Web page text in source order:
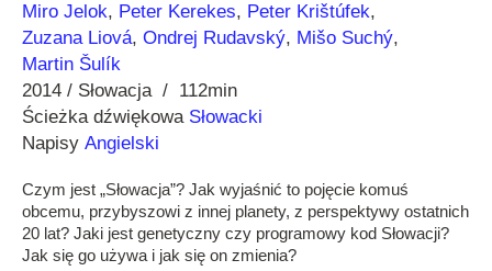
Miro Jelok Peter Kerekes
Peter Krištúfek
Zuzana Liová Ondrej Rudavský Mišo Suchý
Martin Šulík
2014 Słowacja
112min
Ścieżka dźwiękowa Słowacki
Napisy Angielski
Czym jest „Słowacja”? Jak wyjaśnić to pojęcie komuś
obcemu, przybyszowi z innej planety, z perspektywy ostatnich
20 lat? Jaki jest genetyczny czy programowy kod Słowacji?
Jak się go używa i jak się on zmienia?